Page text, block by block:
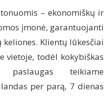
– ekonomiškų ir
įmonė, garantuojanti
Klientų lūkesčiai
vietoje, todėl kokybiškas
paslaugas teikiame
per parą, 7 dienas